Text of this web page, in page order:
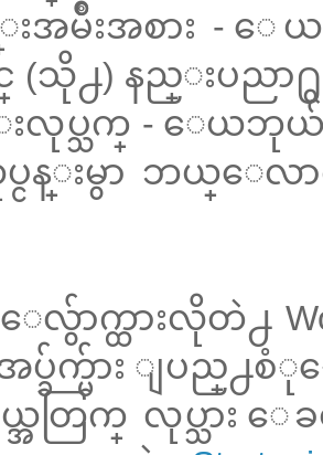
န္းအမ်ိဳးအစား -
(သို႕) နည္းပညာ႐ွ
းလုပ္သက္ - ေယဘုယ်
ငန္းမွာ ဘယ္ေလ
ေလွ်ာက္ထားလိုတဲ႕
ပ္ခ်က္မ်ား ျပည္႕
အတြက္ လုပ္သား ေ